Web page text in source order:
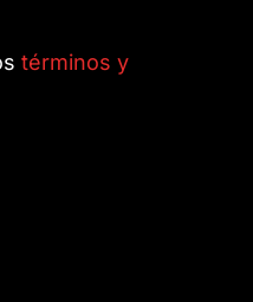
términos y